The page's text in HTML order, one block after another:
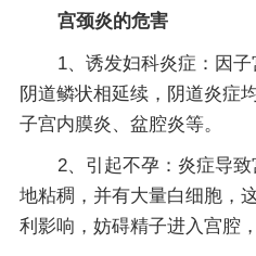
宫颈炎的危害
1、诱发妇科炎症：因
阴道鳞状相延续，阴道炎症
子宫内膜炎、盆腔炎等。
2、引起不孕：炎症导
地粘稠，并有大量白细胞，
利影响，妨碍精子进入宫腔